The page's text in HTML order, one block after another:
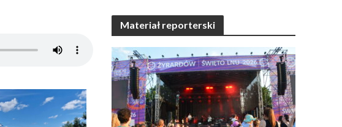
Materiał reporterski